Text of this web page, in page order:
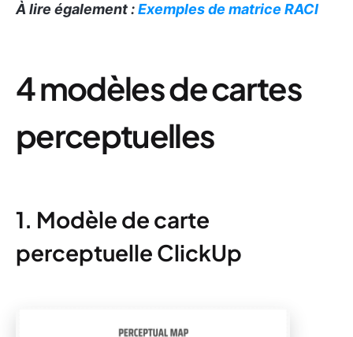
À lire également :Exemples de matrice RACI
4 modèles de cartes
perceptuelles
1. Modèle de carte
perceptuelle ClickUp